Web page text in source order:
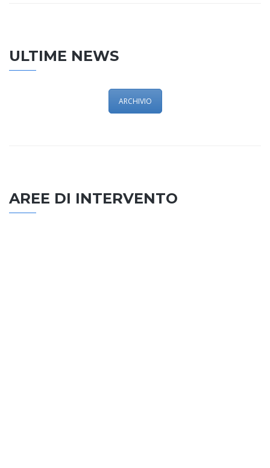
ULTIME NEWS
ARCHIVIO
AREE DI INTERVENTO